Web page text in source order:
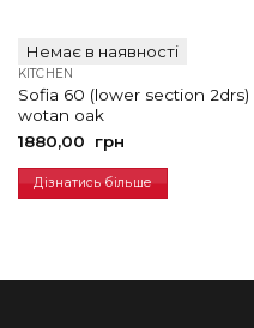
Немає в наявності
KITCHEN
Sofia 60 (lower section 2drs)
wotan oak
1880,00
грн
Дізнатись більше